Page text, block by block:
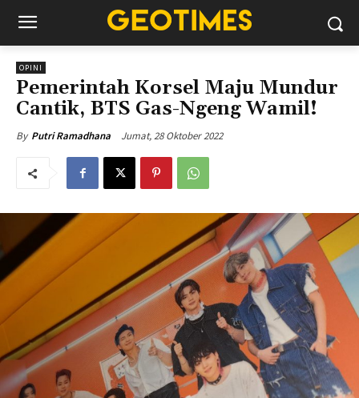
OPINI
Pemerintah Korsel Maju Mundur
Cantik, BTS Gas-Ngeng Wamil!
By Putri Ramadhana Jumat, 28 Oktober 2022